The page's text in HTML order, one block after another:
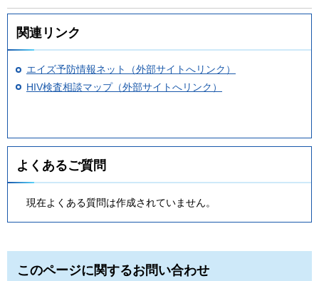
関連リンク
エイズ予防情報ネット（外部サイトへリンク）
HIV検査相談マップ（外部サイトへリンク）
よくあるご質問
現在よくある質問は作成されていません。
このページに関するお問い合わせ